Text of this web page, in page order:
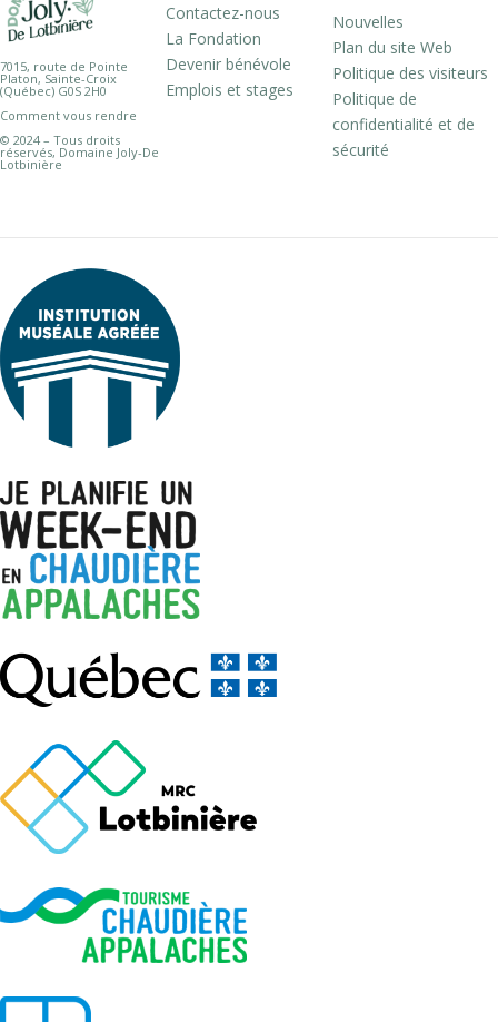
7015, route de Pointe
Platon, Sainte-Croix
(Québec) G0S 2H0
Comment vous rendre
© 2024 – Tous droits
réservés, Domaine Joly-De
Lotbinière
Contactez-nous
La Fondation
Devenir bénévole
Emplois et stages
Nouvelles
Plan du site Web
Politique des visiteurs
Politique de
confidentialité et de
sécurité